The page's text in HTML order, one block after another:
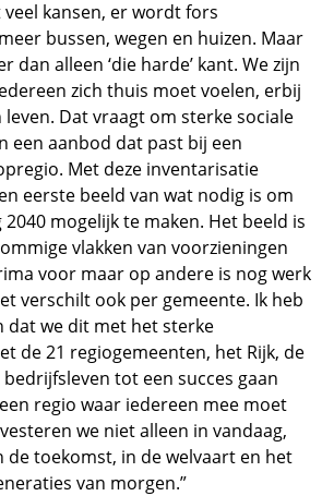
kansen, er wordt fors
bussen, wegen en huizen. Maar
dan alleen ‘die harde’ kant. We zijn
zich thuis moet voelen, erbij
Dat vraagt om sterke sociale
een aanbod dat past bij een
Met deze inventarisatie
eerste beeld van wat nodig is om
mogelijk te maken. Het beeld is
vlakken van voorzieningen
voor maar op andere is nog werk
verschilt ook per gemeente. Ik heb
dat we dit met het sterke
de 21 regiogemeenten, het Rijk, de
tot een succes gaan
regio waar iedereen mee moet
we niet alleen in vandaag,
de toekomst, in de welvaart en het
van morgen.”